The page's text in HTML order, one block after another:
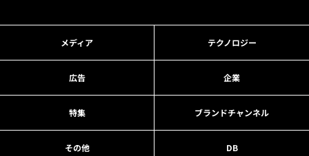
メディア テクノロジー
広告 企業
特集 ブランドチャンネル
その他 DB